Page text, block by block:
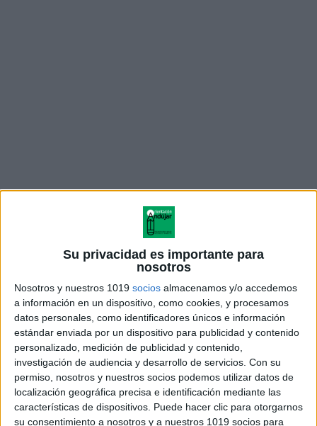
Su privacidad es importante para
nosotros
Nosotros y nuestros 1019 socios almacenamos y/o accedemos
a información en un dispositivo, como cookies, y procesamos
datos personales, como identificadores únicos e información
estándar enviada por un dispositivo para publicidad y contenido
personalizado, medición de publicidad y contenido,
investigación de audiencia y desarrollo de servicios. Con su
permiso, nosotros y nuestros socios podemos utilizar datos de
localización geográfica precisa e identificación mediante las
características de dispositivos. Puede hacer clic para otorgarnos
su consentimiento a nosotros y a nuestros 1019 socios para
Registro de asistenciacon recuento de
niñas y niños presentes y ausentes.
Rincón de encargados/aspara asignar
tareas diarias.
Panel de estaciones del añopara identificar
el clima y la época del año.